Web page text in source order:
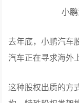
小
去年底，小鹏汽车
汽车正在寻求海外
这种股权出质的方